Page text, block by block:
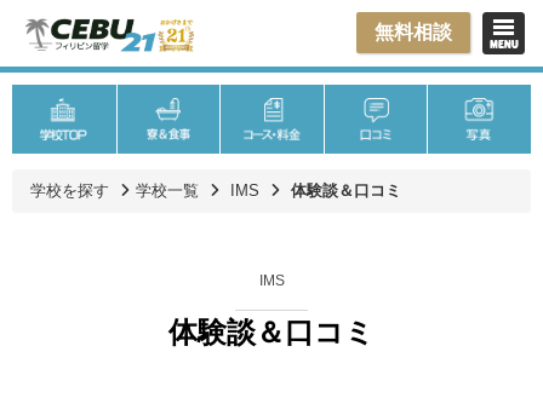
無料相談
学校を探す 学校一覧 IMS 体験談＆口コミ
IMS
体験談＆口コミ